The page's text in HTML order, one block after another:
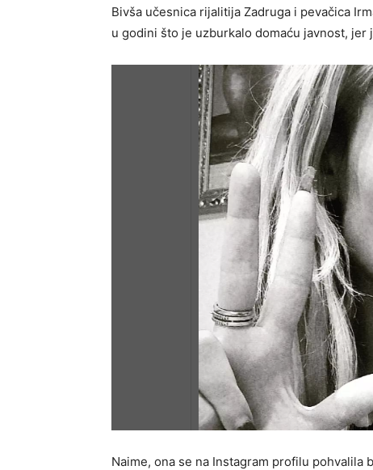
Bivša učesnica rijalitija Zadruga i pevačica
u godini što je uzburkalo domaću javnost, jer
Naime, ona se na Instagram profilu pohvalila